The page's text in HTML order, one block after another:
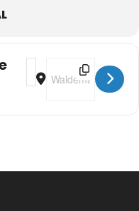
Address - Milonga
Destination